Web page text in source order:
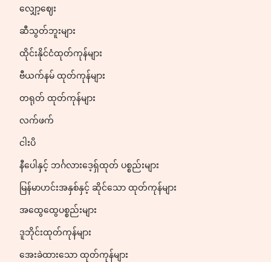
လျှော့ဈေး
ဆီသွတ်ဘူးများ
ထိုင်းနိုင်ငံထုတ်ကုန်များ
ဗီယက်နမ် ထုတ်ကုန်များ
တရုတ် ထုတ်ကုန်များ
လက်ဖက်
ငါးပိ
နီပေါနှင့် ဘင်္ဂလားဒေ့ရှ်ထုတ် ပစ္စည်းများ
မြန်မာဟင်းအနှစ်နှင့် ဆိုင်သော ထုတ်ကုန်များ
အထွေထွေပစ္စည်းများ
ဒူဘိုင်းထုတ်ကုန်များ
အေးခဲထားသော ထုတ်ကုန်များ